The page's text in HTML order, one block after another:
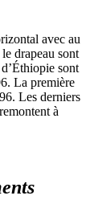
avec au
drapeau sont
sont
La première
Les derniers
à